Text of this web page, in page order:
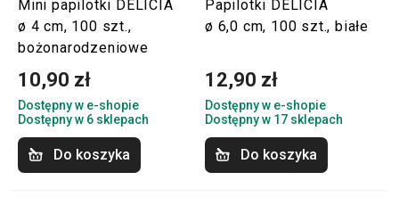
Mini papilotki DELÍCIA
ø 4 cm, 100 szt.,
bożonarodzeniowe
10,90 zł
Dostępny w e-shopie
Dostępny w 6 sklepach
Do koszyka
Papilotki DELÍCIA
ø 6,0 cm, 100 szt., białe
12,90 zł
Dostępny w e-shopie
Dostępny w 17 sklepach
Do koszyka